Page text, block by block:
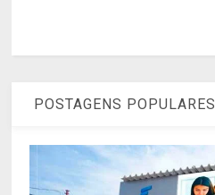
POSTAGENS POPULARES